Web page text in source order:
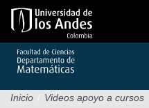
Pasar
contenido
principal
Inicio / Videos apoyo a cursos